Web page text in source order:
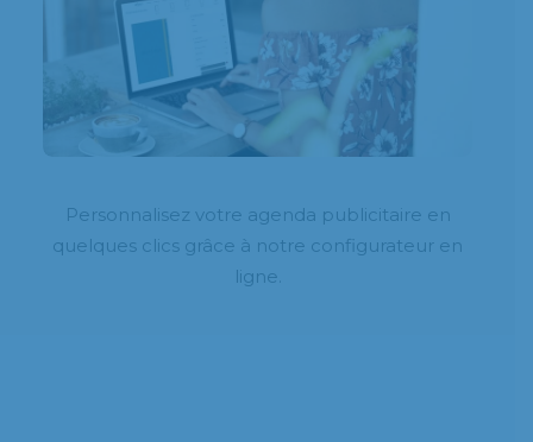
Personnalisez votre agenda publicitaire en
quelques clics grâce à notre configurateur en
ligne.